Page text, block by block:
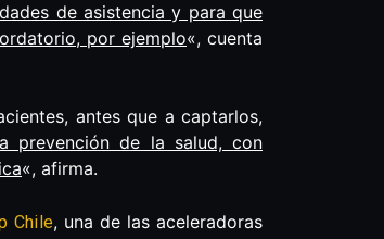
de asistencia y para que
por ejemplo«, cuenta
antes que a captarlos,
prevención de la salud, con
«, afirma.
Chile, una de las aceleradoras